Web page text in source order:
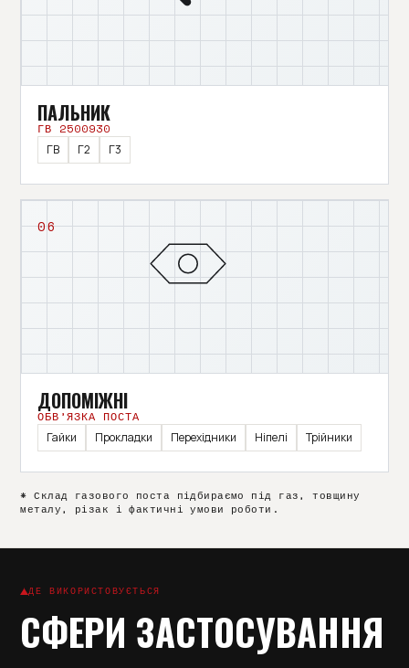
ПАЛЬНИК
ГВ 2500930
ГВ
Г2 Г3
06
ДОПОМІЖНІ
ОБВ’ЯЗКА ПОСТА
Гайки
Прокладки Перехідники Ніпелі Трійники
* Склад газового поста підбираємо під газ, товщину
металу, різак і фактичні умови роботи.
ДЕ ВИКОРИСТОВУЄТЬСЯ
СФЕРИ ЗАСТОСУВАННЯ